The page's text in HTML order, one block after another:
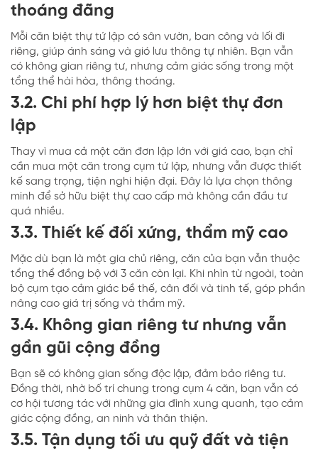
thoáng đãng
Mỗi căn biệt thự tứ lập có sân vườn, ban công và lối đi
riêng, giúp ánh sáng và gió lưu thông tự nhiên. Bạn vẫn
có không gian riêng tư, nhưng cảm giác sống trong một
tổng thể hài hòa, thông thoáng.
3.2. Chi phí hợp lý hơn biệt thự đơn
lập
Thay vì mua cả một căn đơn lập lớn với giá cao, bạn chỉ
cần mua một căn trong cụm tứ lập, nhưng vẫn được thiết
kế sang trọng, tiện nghi hiện đại. Đây là lựa chọn thông
minh để sở hữu biệt thự cao cấp mà không cần đầu tư
quá nhiều.
3.3. Thiết kế đối xứng, thẩm mỹ cao
Mặc dù bạn là một gia chủ riêng, căn của bạn vẫn thuộc
tổng thể đồng bộ với 3 căn còn lại. Khi nhìn từ ngoài, toàn
bộ cụm tạo cảm giác bề thế, cân đối và tinh tế, góp phần
nâng cao giá trị sống và thẩm mỹ.
3.4. Không gian riêng tư nhưng vẫn
gần gũi cộng đồng
Bạn sẽ có không gian sống độc lập, đảm bảo riêng tư.
Đồng thời, nhờ bố trí chung trong cụm 4 căn, bạn vẫn có
cơ hội tương tác với những gia đình xung quanh, tạo cảm
giác cộng đồng, an ninh và thân thiện.
3.5. Tận dụng tối ưu quỹ đất và tiện